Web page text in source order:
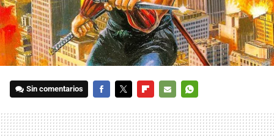
Sin comentarios
MAIL